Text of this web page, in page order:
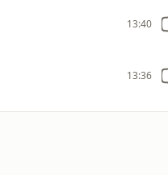
13:40
13:36